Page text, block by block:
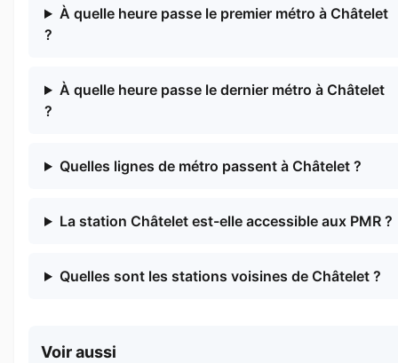
À quelle heure passe le premier métro à Châtelet
?
À quelle heure passe le dernier métro à Châtelet
?
Quelles lignes de métro passent à Châtelet ?
La station Châtelet est-elle accessible aux PMR ?
Quelles sont les stations voisines de Châtelet ?
Voir aussi